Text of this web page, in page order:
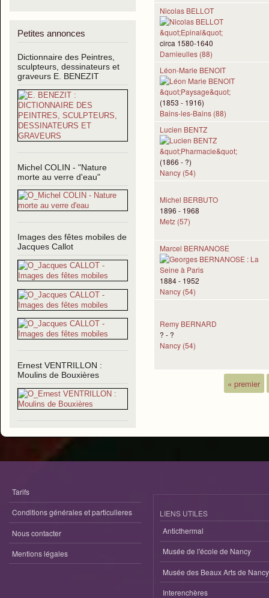
Petites annonces
Dictionnaire des Peintres,
sculpteurs, dessinateurs et
graveurs E. BENEZIT
Michel COLIN - "Nature
morte au verre d'eau"
Images des fêtes mobiles de
Jacques Callot
Ernest VENTRILLON :
Moulins de Bouxières
Nicolas BELLOT
circa 1580-1640
Darnieulles (88)
Léon-Marie BENOIT
(1853 - 1916)
Bains-les-Bains (88)
Lucien BENTZ
(1866 - ?)
Nancy (54)
Michel BERBUTO
1896 - 1968
Metz (57)
Marcel BERNANOSE
1884 - 1952
Nancy (54)
Remy BERNARD
? - ?
Nancy (54)
« premier
Tarifs
Conditions générales et particulieres
Nous contacter
Mentions légales
LIENS UTILES
Anticthermal
Musée de l'école de Nancy
Musée des Beaux Arts de Nancy
Interenchères